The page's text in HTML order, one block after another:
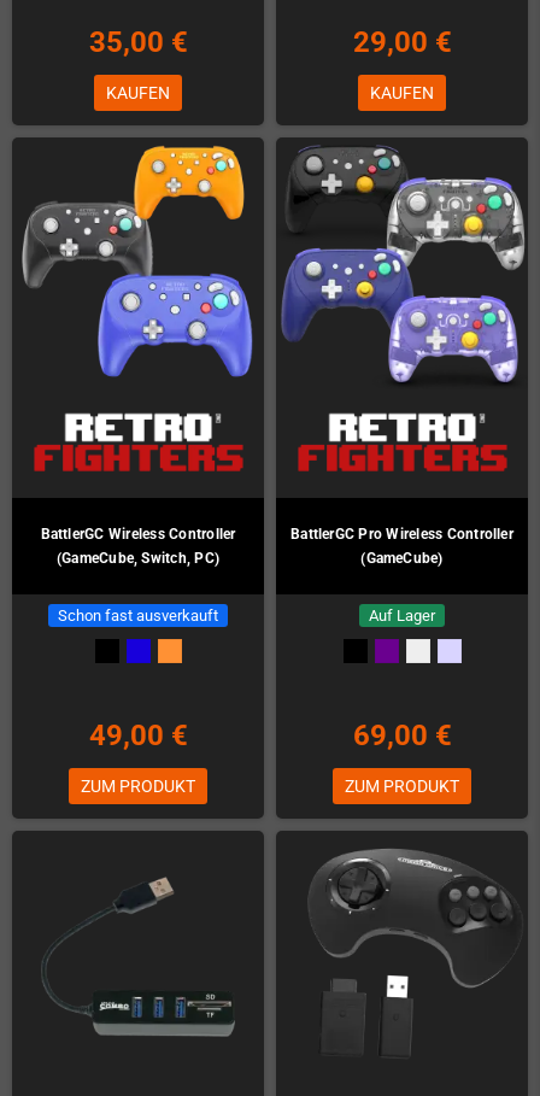
35,00 €
KAUFEN
29,00 €
KAUFEN
BattlerGC Wireless Controller
(GameCube, Switch, PC)
Schon fast ausverkauft
49,00 €
ZUM PRODUKT
BattlerGC Pro Wireless Controller
(GameCube)
Auf Lager
69,00 €
ZUM PRODUKT